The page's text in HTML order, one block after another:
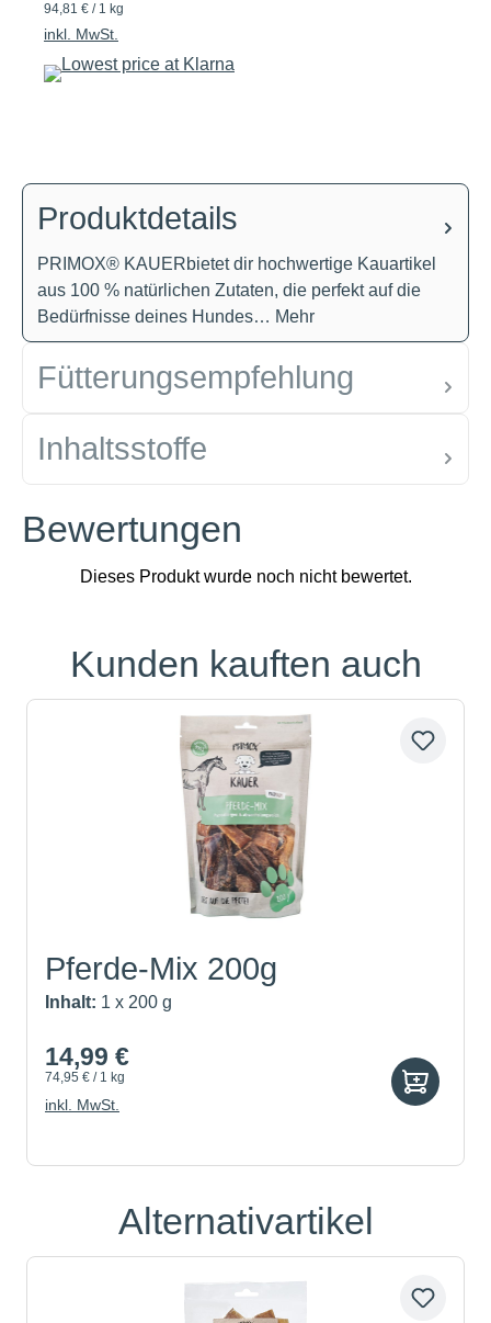
94,81 € / 1 kg
inkl. MwSt.
Produktdetails
PRIMOX® KAUERbietet dir hochwertige Kauartikel
aus 100 % natürlichen Zutaten, die perfekt auf die
Bedürfnisse deines Hundes… Mehr
Fütterungsempfehlung
Inhaltsstoffe
Bewertungen
Produktgalerie überspringen
Kunden kauften auch
Pferde-Mix 200g
Inhalt: 1 x 200 g
14,99 €
74,95 € / 1 kg
inkl. MwSt.
Produktgalerie überspringen
Alternativartikel